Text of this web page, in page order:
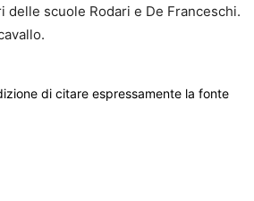
delle scuole Rodari e De Franceschi.
di citare espressamente la fonte